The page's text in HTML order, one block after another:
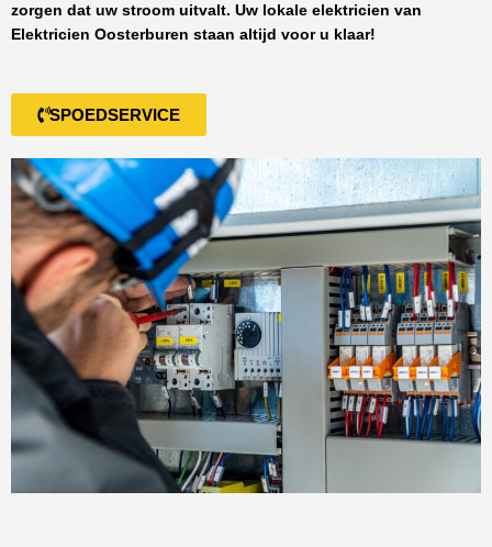
zorgen dat uw stroom uitvalt. Uw lokale elektricien van
Elektricien Oosterburen staan altijd voor u klaar!
SPOEDSERVICE